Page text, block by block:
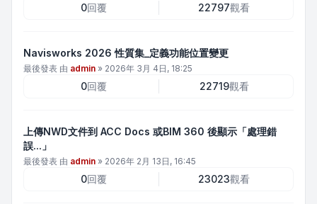
0回覆 22797觀看
Navisworks 2026 性質集_定義功能位置變更
最後發表 由 admin » 2026年 3月 4日, 18:25
0回覆 22719觀看
上傳NWD文件到 ACC Docs 或BIM 360 後顯示「處理錯
誤...」
最後發表 由 admin » 2026年 2月 13日, 16:45
0回覆 23023觀看